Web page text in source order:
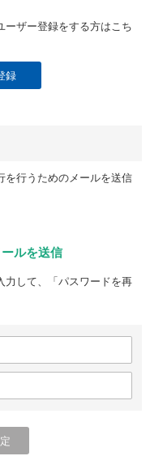
ーザー登録をする方はこち
録
を行うためのメールを送信
ルを送信
力して、「パスワードを再